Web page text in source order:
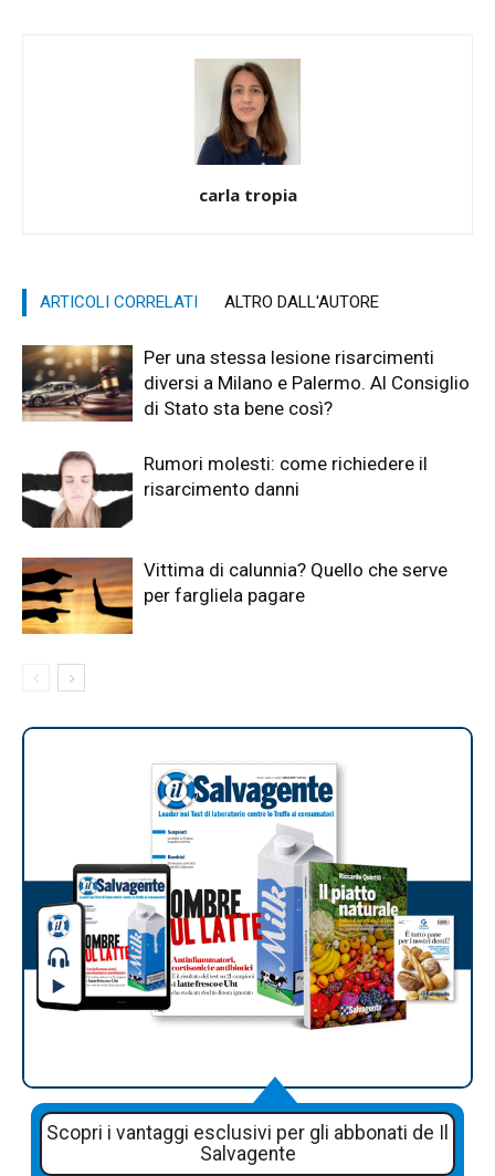
carla tropia
ARTICOLI CORRELATI ALTRO DALL'AUTORE
Per una stessa lesione risarcimenti
diversi a Milano e Palermo. Al Consiglio
di Stato sta bene così?
Rumori molesti: come richiedere il
risarcimento danni
Vittima di calunnia? Quello che serve
per fargliela pagare
Scopri i vantaggi esclusivi per gli abbonati de Il
Salvagente